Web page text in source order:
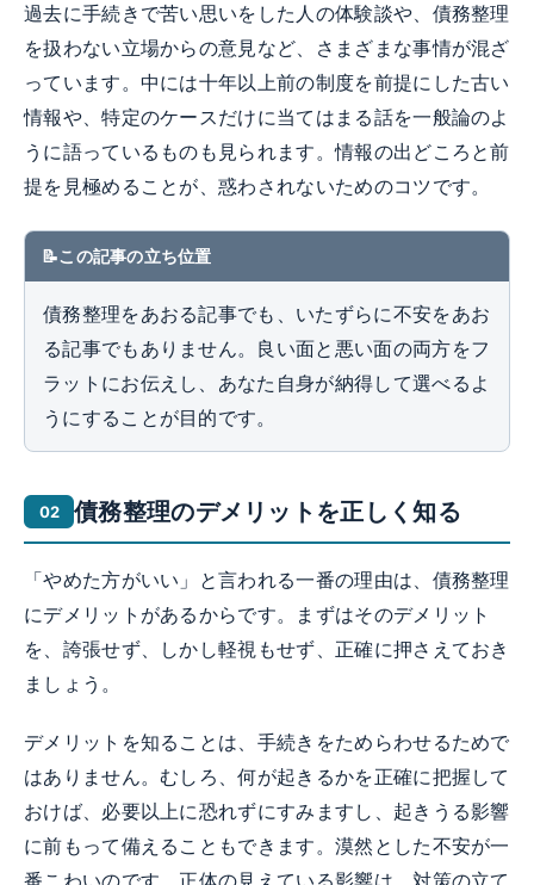
過去に手続きで苦い思いをした人の体験談や、債務整理
を扱わない立場からの意見など、さまざまな事情が混ざ
っています。中には十年以上前の制度を前提にした古い
情報や、特定のケースだけに当てはまる話を一般論のよ
うに語っているものも見られます。情報の出どころと前
提を見極めることが、惑わされないためのコツです。
この記事の立ち位置
債務整理をあおる記事でも、いたずらに不安をあお
る記事でもありません。良い面と悪い面の両方をフ
ラットにお伝えし、あなた自身が納得して選べるよ
うにすることが目的です。
債務整理のデメリットを正しく知る
「やめた方がいい」と言われる一番の理由は、債務整理
にデメリットがあるからです。まずはそのデメリット
を、誇張せず、しかし軽視もせず、正確に押さえておき
ましょう。
デメリットを知ることは、手続きをためらわせるためで
はありません。むしろ、何が起きるかを正確に把握して
おけば、必要以上に恐れずにすみますし、起きうる影響
に前もって備えることもできます。漠然とした不安が一